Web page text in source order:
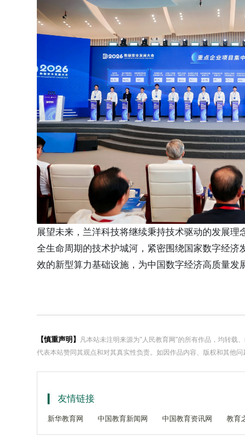
展望未来，兰洋科技将继续秉持技术驱动的发展
全生命周期的技术护城河，紧密围绕国家数字经
效的新型算力基础设施，为中国数字经济高质量发
【慎重声明】
凡本站未注明来源为"人民教育网"的所有作品，均转载
代表本站赞同其观点和对其真实性负责。如因作品内容、版权和其他
友情链接
新华教育网 中国教育新闻网 中国教育资讯网 教育